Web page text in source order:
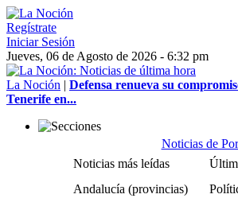
Regístrate
Iniciar Sesión
Jueves, 06 de Agosto de 2026 - 6:32 pm
La Noción | Defensa renueva su
Tenerife en...
Noticias de
Noticias más leídas
Andalucía (provincias)